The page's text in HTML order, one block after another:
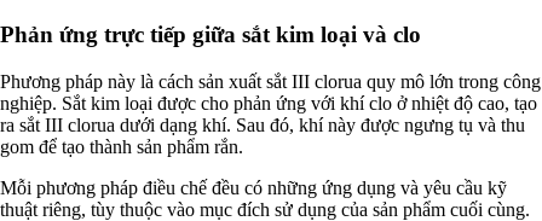
Phản ứng trực tiếp giữa sắt kim loại và clo
Phương pháp này là cách sản xuất sắt III clorua quy mô lớn trong công
nghiệp. Sắt kim loại được cho phản ứng với khí clo ở nhiệt độ cao, tạo
ra sắt III clorua dưới dạng khí. Sau đó, khí này được ngưng tụ và thu
gom để tạo thành sản phẩm rắn.
Mỗi phương pháp điều chế đều có những ứng dụng và yêu cầu kỹ
thuật riêng, tùy thuộc vào mục đích sử dụng của sản phẩm cuối cùng.